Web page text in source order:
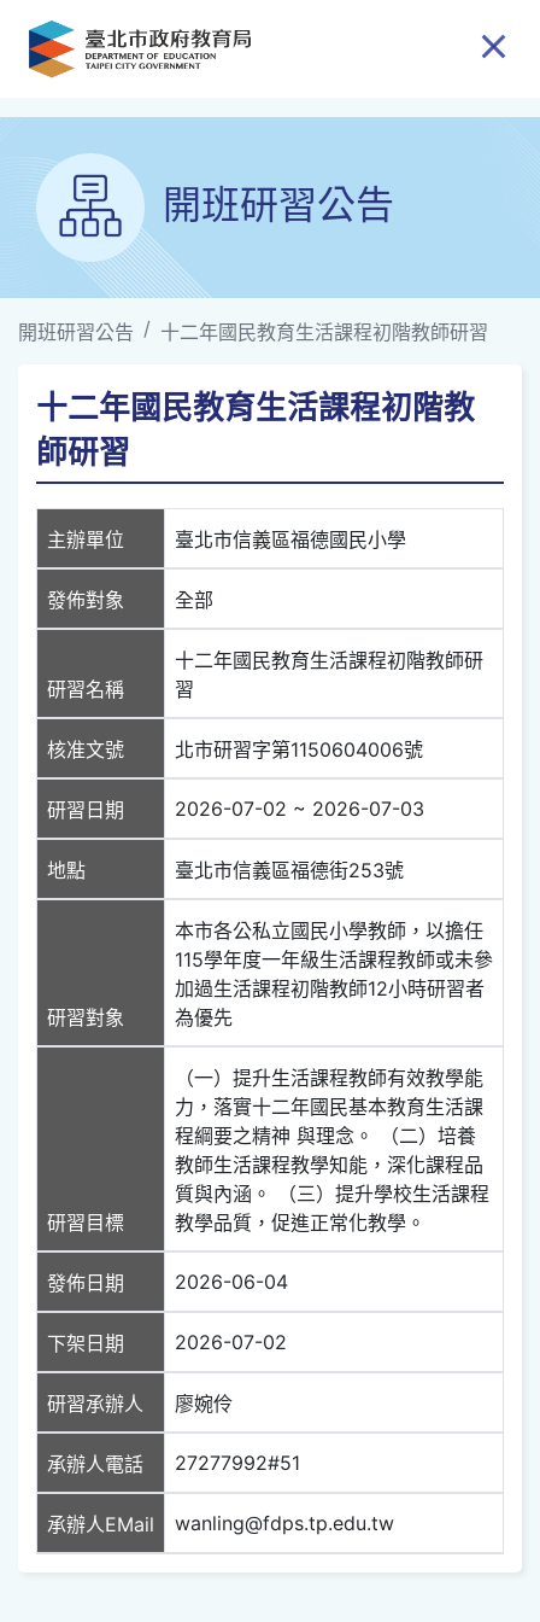
跳到主要內容
開班研習公告
開班研習公告 十二年國民教育生活課程初階教師研習
十二年國民教育生活課程初階教
師研習
主辦單位 臺北市信義區福德國民小學
發佈對象 全部
研習名稱
十二年國民教育生活課程初階教師研
習
核准文號 北市研習字第1150604006號
研習日期 2026-07-02 ~ 2026-07-03
地點 臺北市信義區福德街253號
研習對象
本市各公私立國民小學教師，以擔任
115學年度一年級生活課程教師或未參
加過生活課程初階教師12小時研習者
為優先
研習目標
（一）提升生活課程教師有效教學能
力，落實十二年國民基本教育生活課
程綱要之精神 與理念。 （二）培養
教師生活課程教學知能，深化課程品
質與內涵。 （三）提升學校生活課程
教學品質，促進正常化教學。
發佈日期 2026-06-04
下架日期 2026-07-02
研習承辦人 廖婉伶
承辦人電話 27277992#51
承辦人EMail wanling@fdps.tp.edu.tw